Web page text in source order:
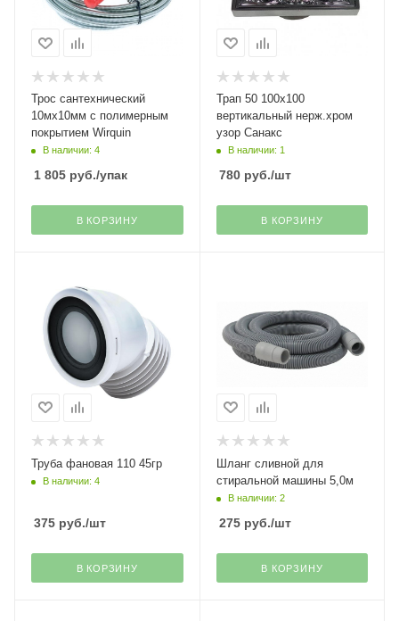
Трос сантехнический
10мх10мм с полимерным
покрытием Wirquin
В наличии: 4
1 805 руб./упак
В КОРЗИНУ
Трап 50 100х100
вертикальный нерж.хром
узор Санакс
В наличии: 1
780руб./шт
В КОРЗИНУ
Труба фановая 110 45гр
В наличии: 4
375 руб./шт
В КОРЗИНУ
Шланг сливной для
стиральной машины 5,0м
В наличии: 2
275руб./шт
В КОРЗИНУ